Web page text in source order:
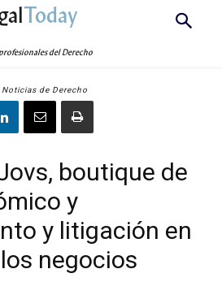
Today
del Derecho
Noticias de Derecho
boutique de
y
y litigación en
negocios